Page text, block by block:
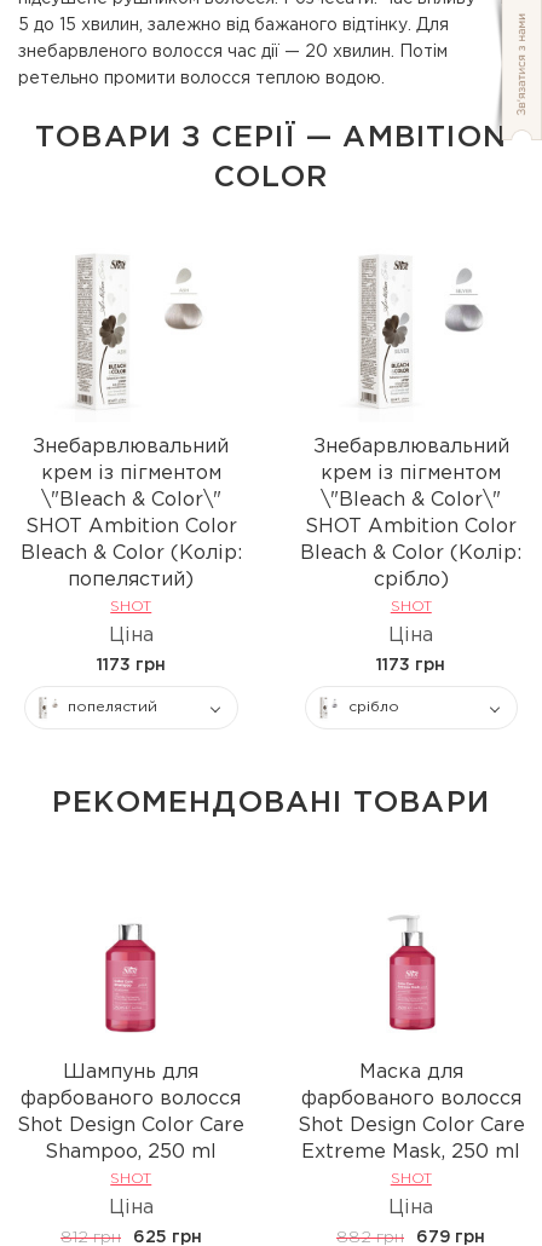
5 до 15 хвилин, залежно від бажаного відтінку. Для
знебарвленого волосся час дії — 20 хвилин. Потім
ретельно промити волосся теплою водою.
ТОВАРИ З СЕРІЇ — AMBITION
COLOR
Знебарвлювальний
крем із пігментом
\"Bleach & Color\"
SHOT Ambition Color
Bleach & Color (Колір:
попелястий)
SHOT
Ціна
1173 грн
попелястий
Знебарвлювальний
крем із пігментом
\"Bleach & Color\"
SHOT Ambition Color
Bleach & Color (Колір:
срібло)
SHOT
Ціна
1173 грн
срібло
РЕКОМЕНДОВАНІ ТОВАРИ
Шампунь для
фарбованого волосся
Shot Design Color Care
Shampoo, 250 ml
SHOT
Ціна
812 грн 625 грн
Маска для
фарбованого волосся
Shot Design Color Care
Extreme Mask, 250 ml
SHOT
Ціна
882 грн 679 грн